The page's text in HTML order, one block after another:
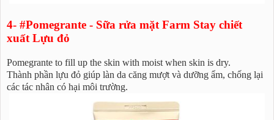
4- #Pomegrante - Sữa rửa mặt Farm Stay chiết
xuất Lựu đỏ
Pomegrante to fill up the skin with moist when skin is dry.
Thành phần lựu đỏ giúp làn da căng mượt và dưỡng ẩm, chống lại
các tác nhân có hại môi trường.